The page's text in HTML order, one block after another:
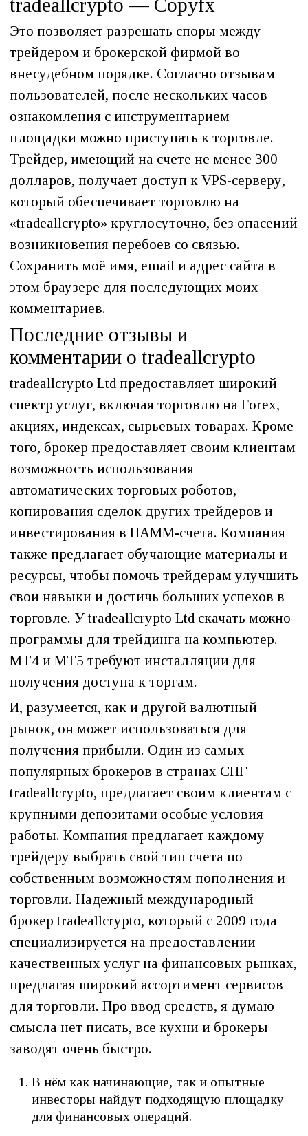
tradeallcrypto — Copyfx
Это позволяет разрешать споры между
трейдером и брокерской фирмой во
внесудебном порядке. Согласно отзывам
пользователей, после нескольких часов
ознакомления с инструментарием
площадки можно приступать к торговле.
Трейдер, имеющий на счете не менее 300
долларов, получает доступ к VPS-серверу,
который обеспечивает торговлю на
«tradeallcrypto» круглосуточно, без опасений
возникновения перебоев со связью.
Сохранить моё имя, email и адрес сайта в
этом браузере для последующих моих
комментариев.
Последние отзывы и
комментарии о tradeallcrypto
tradeallcrypto Ltd предоставляет широкий
спектр услуг, включая торговлю на Forex,
акциях, индексах, сырьевых товарах. Кроме
того, брокер предоставляет своим клиентам
возможность использования
автоматических торговых роботов,
копирования сделок других трейдеров и
инвестирования в ПАММ-счета. Компания
также предлагает обучающие материалы и
ресурсы, чтобы помочь трейдерам улучшить
свои навыки и достичь больших успехов в
торговле. У tradeallcrypto Ltd скачать можно
программы для трейдинга на компьютер.
МТ4 и МТ5 требуют инсталляции для
получения доступа к торгам.
И, разумеется, как и другой валютный
рынок, он может использоваться для
получения прибыли. Один из самых
популярных брокеров в странах СНГ
tradeallcrypto, предлагает своим клиентам с
крупными депозитами особые условия
работы. Компания предлагает каждому
трейдеру выбрать свой тип счета по
собственным возможностям пополнения и
торговли. Надежный международный
брокер tradeallcrypto, который с 2009 года
специализируется на предоставлении
качественных услуг на финансовых рынках,
предлагая широкий ассортимент сервисов
для торговли. Про ввод средств, я думаю
смысла нет писать, все кухни и брокеры
заводят очень быстро.
В нём как начинающие, так и опытные
инвесторы найдут подходящую площадку
для финансовых операций.